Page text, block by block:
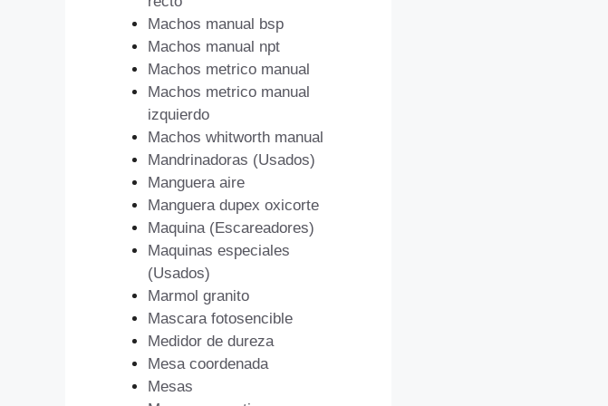
Machos manual bsp
Machos manual npt
Machos metrico manual
Machos metrico manual
izquierdo
Machos whitworth manual
Mandrinadoras (Usados)
Manguera aire
Manguera dupex oxicorte
Maquina (Escareadores)
Maquinas especiales
(Usados)
Marmol granito
Mascara fotosencible
Medidor de dureza
Mesa coordenada
Mesas